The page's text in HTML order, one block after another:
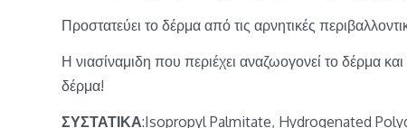
Προστατεύει το δέρμα από τις αρνητικές
Η νιασίναμιδη που περιέχει αναζωογονεί το δέρμα
δέρμα!
ΣΥΣΤΑΤΙΚΑ:Isopropyl Palmitate, Hydrogenated